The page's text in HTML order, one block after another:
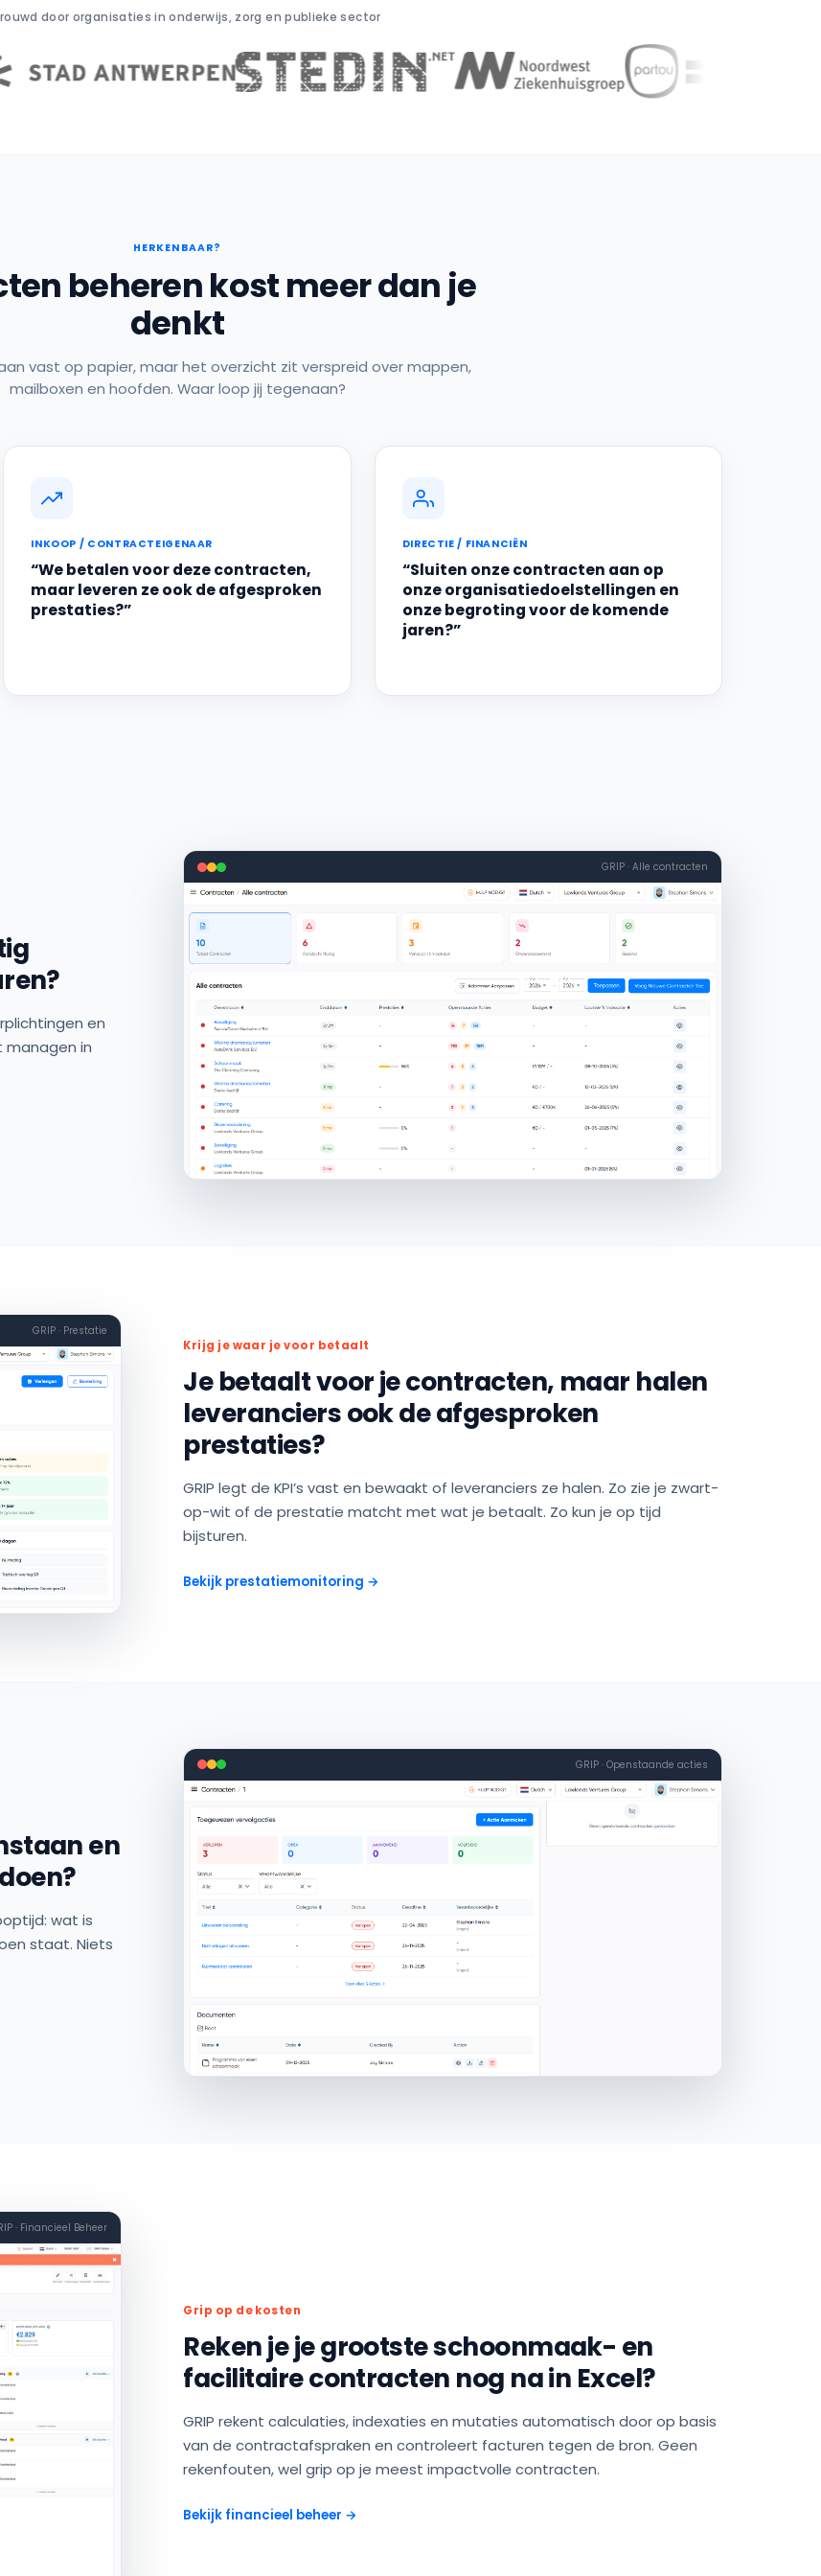
door organisaties in onderwijs, zorg en publieke sector
HERKENBAAR?
beheren kost meer dan je
denkt
vast op papier, maar het overzicht zit verspreid over mappen,
mailboxen en hoofden. Waar loop jij tegenaan?
INKOOP / CONTRACTEIGENAAR
“We betalen voor deze contracten,
maar leveren ze ook de afgesproken
prestaties?”
DIRECTIE / FINANCIËN
“Sluiten onze contracten aan op
onze organisatiedoelstellingen en
onze begroting voor de komende
jaren?”
en
managen in
GRIP · Alle contracten
Krijg je waar je voor betaalt
Je betaalt voor je contracten, maar halen
leveranciers ook de afgesproken
prestaties?
GRIP legt de KPI’s vast en bewaakt of leveranciers ze halen. Zo zie je zwart-
op-wit of de prestatie matcht met wat je betaalt. Zo kun je op tijd
bijsturen.
Bekijk prestatiemonitoring →
GRIP · Prestatie
en
wat is
staat. Niets
GRIP · Openstaande acties
Grip op de kosten
Reken je je grootste schoonmaak- en
facilitaire contracten nog na in Excel?
GRIP rekent calculaties, indexaties en mutaties automatisch door op basis
van de contractafspraken en controleert facturen tegen de bron. Geen
rekenfouten, wel grip op je meest impactvolle contracten.
Bekijk financieel beheer →
· Financieel Beheer